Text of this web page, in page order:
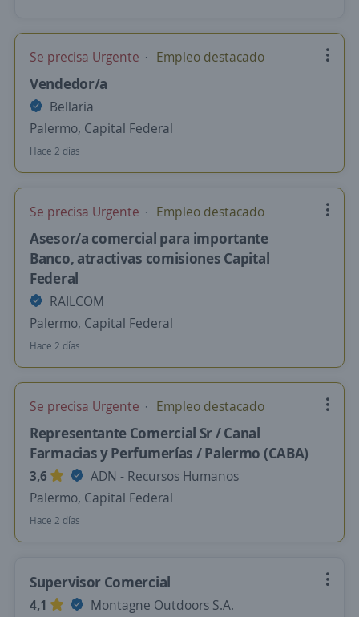
Se precisa Urgente Empleo destacado
Vendedor/a
Bellaria
Palermo, Capital Federal
Hace 2 días
Se precisa Urgente Empleo destacado
Asesor/a comercial para importante
Banco, atractivas comisiones Capital
Federal
RAILCOM
Palermo, Capital Federal
Hace 2 días
Se precisa Urgente Empleo destacado
Representante Comercial Sr / Canal
Farmacias y Perfumerías / Palermo (CABA)
3,6
ADN - Recursos Humanos
Palermo, Capital Federal
Hace 2 días
Supervisor Comercial
4,1
Montagne Outdoors S.A.